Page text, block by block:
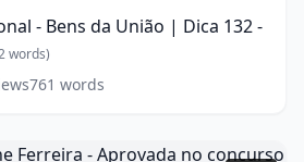
- Bens da União | Dica 132 -
words)
761 words